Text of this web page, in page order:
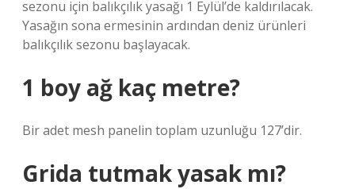
sezonu için balıkçılık yasağı 1 Eylül’de kaldırılacak.
Yasağın sona ermesinin ardından deniz ürünleri
balıkçılık sezonu başlayacak.
1 boy ağ kaç metre?
Bir adet mesh panelin toplam uzunluğu 127’dir.
Grida tutmak yasak mı?